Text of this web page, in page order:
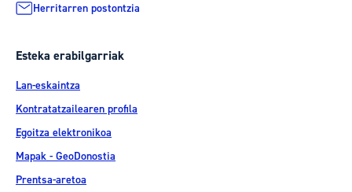
Herritarren postontzia
Esteka erabilgarriak
Lan-eskaintza
Kontratatzailearen profila
Egoitza elektronikoa
Mapak - GeoDonostia
Prentsa-aretoa